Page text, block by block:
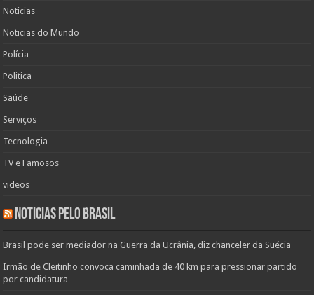
Noticias
Noticias do Mundo
Polícia
Politica
Saúde
Serviços
Tecnologia
TV e Famosos
videos
Noticias pelo Brasil
Brasil pode ser mediador na Guerra da Ucrânia, diz chanceler da Suécia
Irmão de Cleitinho convoca caminhada de 40 km para pressionar partido
por candidatura